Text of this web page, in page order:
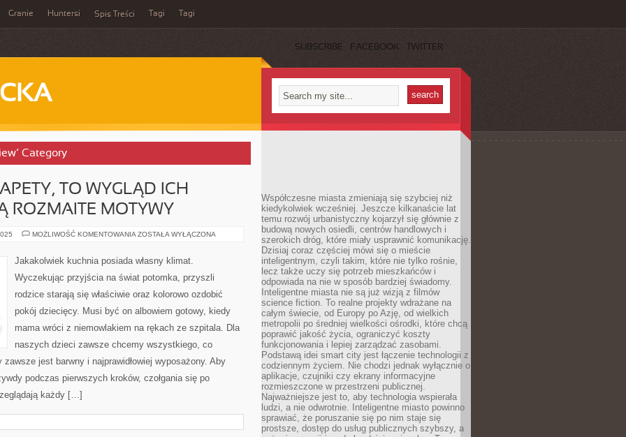
Granie Huntersi Spis Treści Tagi Tagi
SUBSCRIBE FACEBOOK TWITTER
Category
TO WYGLĄD ICH
ROZMAITE MOTYWY
MOŻLIWOŚĆ KOMENTOWANIA JEŚLI
TAPETY,
TO
ICH
ROZMAITE
ZOSTAŁA WYŁĄCZONA
Jakakolwiek kuchnia posiada własny klimat.
Wyczekując przyjścia na świat potomka, przyszli
rodzice starają się właściwie oraz kolorowo ozdobić
pokój dziecięcy. Musi być on albowiem gotowy, kiedy
mama wróci z niemowlakiem na rękach ze szpitala. Dla
naszych dzieci zawsze chcemy wszystkiego, co
jest barwny i najprawidłowiej wyposażony. Aby
podczas pierwszych kroków, czołgania się po
każdy […]
Współczesne miasta zmieniają się szybciej niż
kiedykolwiek wcześniej. Jeszcze kilkanaście lat
temu rozwój urbanistyczny kojarzył się głównie z
budową nowych osiedli, centrów handlowych i
szerokich dróg, które miały usprawnić komunikację.
Dzisiaj coraz częściej mówi się o mieście
inteligentnym, czyli takim, które nie tylko rośnie,
lecz także uczy się potrzeb mieszkańców i
odpowiada na nie w sposób bardziej świadomy.
Inteligentne miasta nie są już wizją z filmów
science fiction. To realne projekty wdrażane na
całym świecie, od Europy po Azję, od wielkich
metropolii po średniej wielkości ośrodki, które chcą
poprawić jakość życia, ograniczyć koszty
funkcjonowania i lepiej zarządzać zasobami.
Podstawą idei smart city jest łączenie technologii z
codziennym życiem. Nie chodzi jednak wyłącznie o
aplikacje, czujniki czy ekrany informacyjne
rozmieszczone w przestrzeni publicznej.
Najważniejsze jest to, aby technologia wspierała
ludzi, a nie odwrotnie. Inteligentne miasto powinno
sprawiać, że poruszanie się po nim staje się
prostsze, dostęp do usług publicznych szybszy, a